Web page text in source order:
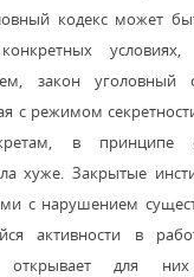
кодекс может
закон уголовный
с режимом
в принципе
хуже. Закрытые
с нарушением
активности в
для них